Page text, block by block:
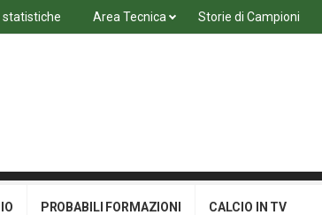
statistiche Area Tecnica Storie di Campioni
PROBABILI FORMAZIONI CALCIO IN TV